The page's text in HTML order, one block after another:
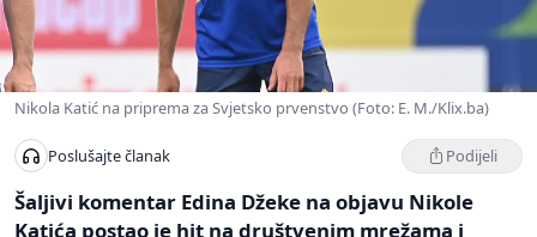
Nikola Katić na priprema za Svjetsko prvenstvo (Foto: E. M./Klix.ba)
Poslušajte članak Podijeli
Šaljivi komentar Edina Džeke na objavu Nikole
Katića postao je hit na društvenim mrežama i